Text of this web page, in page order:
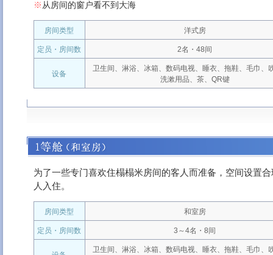
※ 从房间的窗户看不到大海
房间类型 洋式房
定员・房间数 2名・48间
设备
卫生间、淋浴、冰箱、数码电视、睡衣、拖鞋、毛巾、
洗漱用品、茶、QR键
为了一些专门喜欢住榻榻米房间的客人而准备，空间设置
人入住。
房间类型 和室房
定员・房间数 3～4名・8间
卫生间、淋浴、冰箱、数码电视、睡衣、拖鞋、毛巾、